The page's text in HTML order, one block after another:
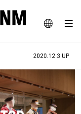
JA
EN
イルWEBマガジン
2020.12.3 UP